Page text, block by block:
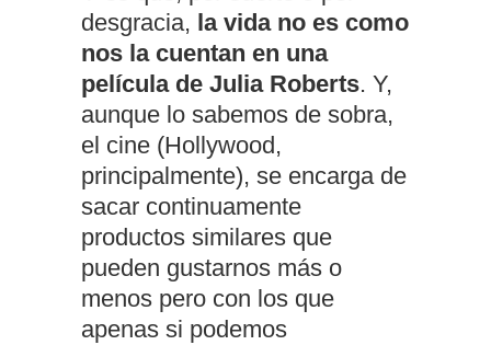
desgracia, la vida no es como
nos la cuentan en una
película de Julia Roberts. Y,
aunque lo sabemos de sobra,
el cine (Hollywood,
principalmente), se encarga de
sacar continuamente
productos similares que
pueden gustarnos más o
menos pero con los que
apenas si podemos